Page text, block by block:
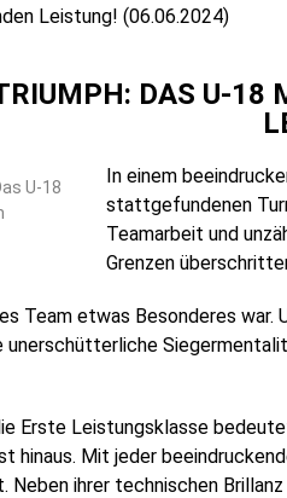
Leistung! (06.06.2024)
DAS U-18
U-18
In einem
stattgefundenen
Teamarbeit und
Grenzen
Team etwas Besonderes
Erste Leistungsklasse
hinaus. Mit jeder
Neben ihrer technischen